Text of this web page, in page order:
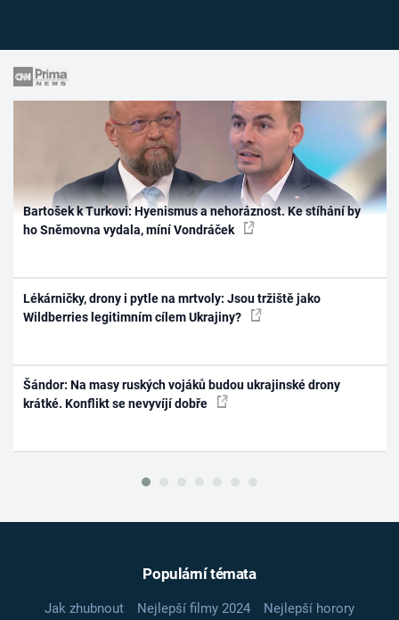
Bartošek k Turkovi: Hyenismus a nehoráznost. Ke stíhání by
ho Sněmovna vydala, míní Vondráček
Lékárničky, drony i pytle na mrtvoly: Jsou tržiště jako
Wildberries legitimním cílem Ukrajiny?
Šándor: Na masy ruských vojáků budou ukrajinské drony
krátké. Konflikt se nevyvíjí dobře
Populární témata
Jak zhubnout Nejlepší filmy 2024
Nejlepší horory